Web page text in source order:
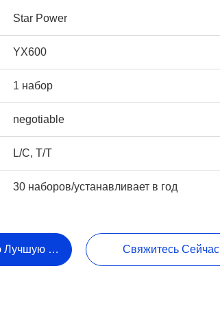
Star Power
YX600
1 набор
negotiable
L/C, T/T
30 наборов/устанавливает в год
Лучшую Цену Свяжитесь Сейчас